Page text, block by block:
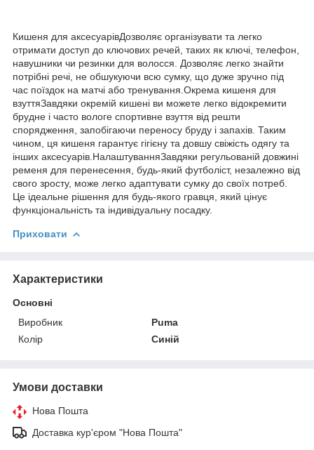
Кишеня для аксесуарівДозволяє організувати та легко
отримати доступ до ключових речей, таких як ключі, телефон,
навушники чи резинки для волосся. Дозволяє легко знайти
потрібні речі, не обшукуючи всю сумку, що дуже зручно під
час поїздок на матчі або тренування.Окрема кишеня для
взуттяЗавдяки окремій кишені ви можете легко відокремити
брудне і часто вологе спортивне взуття від решти
спорядження, запобігаючи переносу бруду і запахів. Таким
чином, ця кишеня гарантує гігієну та довшу свіжість одягу та
інших аксесуарів.НалаштуванняЗавдяки регульованій довжині
ременя для перенесення, будь-який футболіст, незалежно від
свого зросту, може легко адаптувати сумку до своїх потреб.
Це ідеальне рішення для будь-якого гравця, який цінує
функціональність та індивідуальну посадку.
Приховати
Характеристики
Основні
Виробник
Puma
Колір
Синій
Умови доставки
Нова Пошта
Доставка кур'єром "Нова Пошта"